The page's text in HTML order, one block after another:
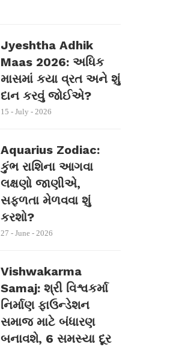
Jyeshtha Adhik
Maas 2026: અધિક
માસમાં કયા વ્રત અને શું
દાન કરવું જોઈએ?
15 - July - 2026
Aquarius Zodiac:
કુંભ રાશિના આગવા
લક્ષણો જાણીએ,
સફળતા મેળવવા શું
કરશો?
27 - June - 2026
Vishwakarma
Samaj: શ્રી વિશ્વકર્મા
નિર્માણ ફાઉન્ડેશન
સમાજ માટે બંધારણ
બનાવશે, 6 સમસ્યા દૂર